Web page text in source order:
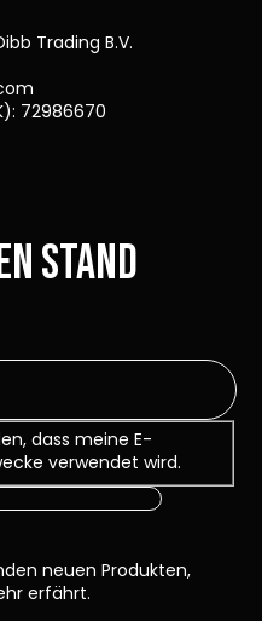
Trading B.V.
72986670
Stand
dass meine E-
verwendet wird.
neuen Produkten,
erfährt.